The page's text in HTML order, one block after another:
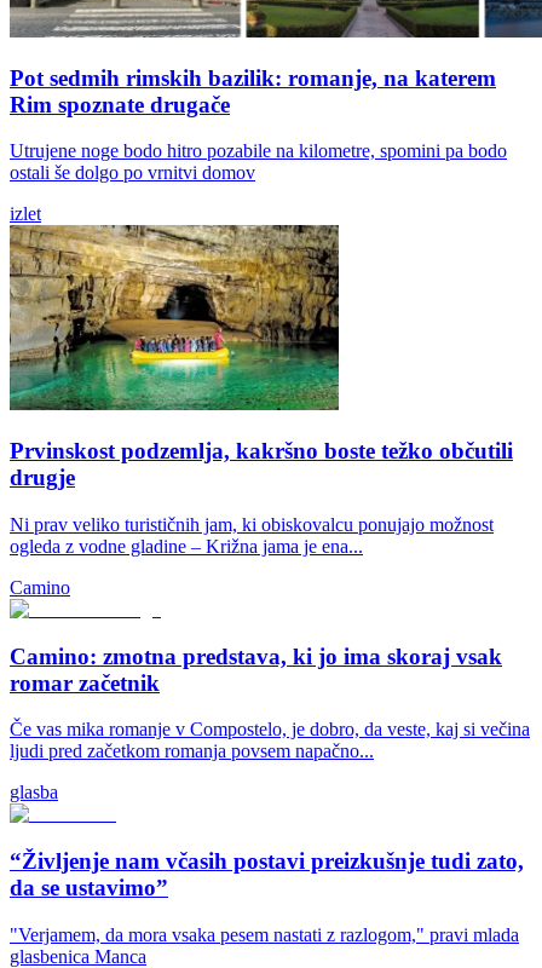
Pot sedmih rimskih bazilik: romanje, na katerem
Rim spoznate drugače
Utrujene noge bodo hitro pozabile na kilometre, spomini pa bodo
ostali še dolgo po vrnitvi domov
izlet
Prvinskost podzemlja, kakršno boste težko občutili
drugje
Ni prav veliko turističnih jam, ki obiskovalcu ponujajo možnost
ogleda z vodne gladine – Križna jama je ena...
Camino
Camino: zmotna predstava, ki jo ima skoraj vsak
romar začetnik
Če vas mika romanje v Compostelo, je dobro, da veste, kaj si večina
ljudi pred začetkom romanja povsem napačno...
glasba
“Življenje nam včasih postavi preizkušnje tudi zato,
da se ustavimo”
"Verjamem, da mora vsaka pesem nastati z razlogom," pravi mlada
glasbenica Manca